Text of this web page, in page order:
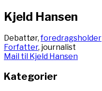
Kjeld Hansen
Debattør,foredragsholder
Forfatter, journalist
Mail til Kjeld Hansen
Kategorier